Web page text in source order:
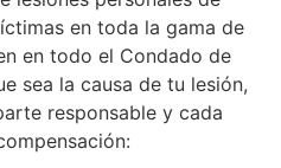
en toda la gama de
en todo el Condado de
sea la causa de tu lesión,
responsable y cada